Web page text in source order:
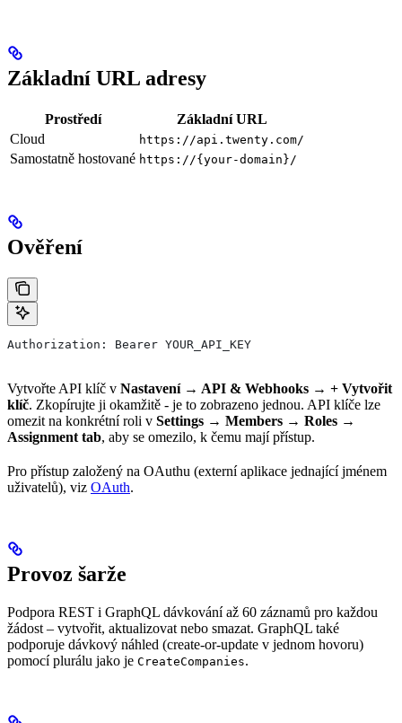
Základní URL adresy
Prostředí
Základní URL
Cloud
https://api.twenty.com/
Samostatně hostované https://{your-domain}/
Ověření
Authorization: Bearer YOUR_API_KEY
Vytvořte API klíč v Nastavení → API & Webhooks → + Vytvořit
klíč. Zkopírujte ji okamžitě - je to zobrazeno jednou. API klíče lze
omezit na konkrétní roli v Settings → Members → Roles →
Assignment tab, aby se omezilo, k čemu mají přístup.
Pro přístup založený na OAuthu (externí aplikace jednající jménem
uživatelů), viz OAuth.
Provoz šarže
Podpora REST i GraphQL dávkování až 60 záznamů pro každou
žádost – vytvořit, aktualizovat nebo smazat. GraphQL také
podporuje dávkový náhled (create-or-update v jednom hovoru)
pomocí plurálu jako je CreateCompanies.